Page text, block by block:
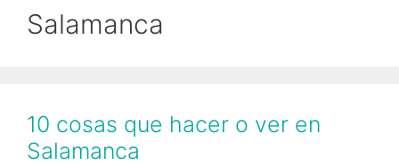
Salamanca
10 cosas que hacer o ver en
Salamanca